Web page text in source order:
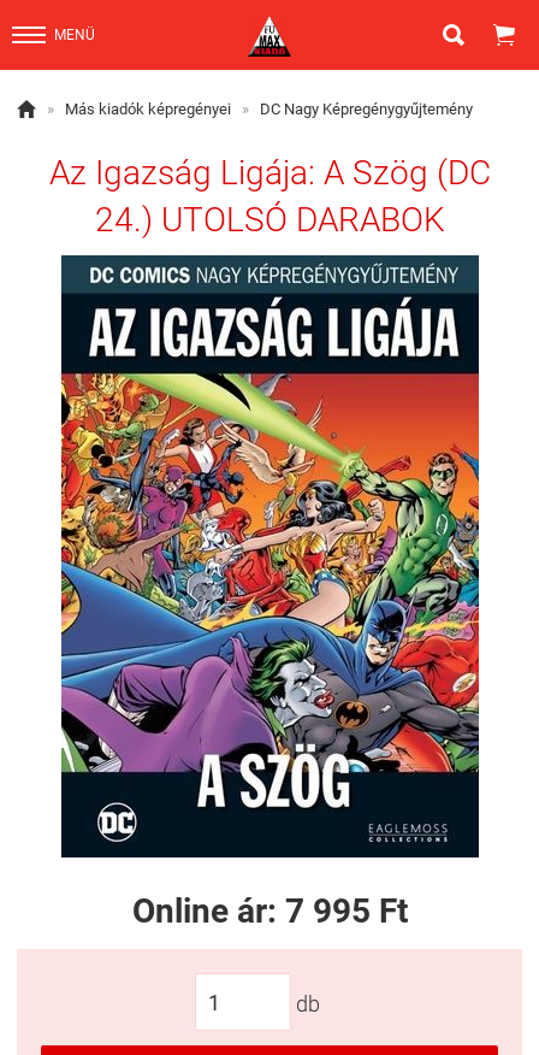
MENÜ  
 » Más kiadók képregényei » DC Nagy Képregénygyűjtemény
Az ​Igazság Ligája: A Szög (DC
24.) UTOLSÓ DARABOK
Online ár: 7 995 Ft
db